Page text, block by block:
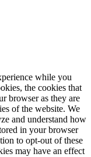
while you
the cookies that
browser as they are
of the website. We
and understand how
in your browser
to opt-out of these
may have an effect